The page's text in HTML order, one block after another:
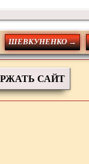
ШЕВКУНЕНКО →
САЙТ